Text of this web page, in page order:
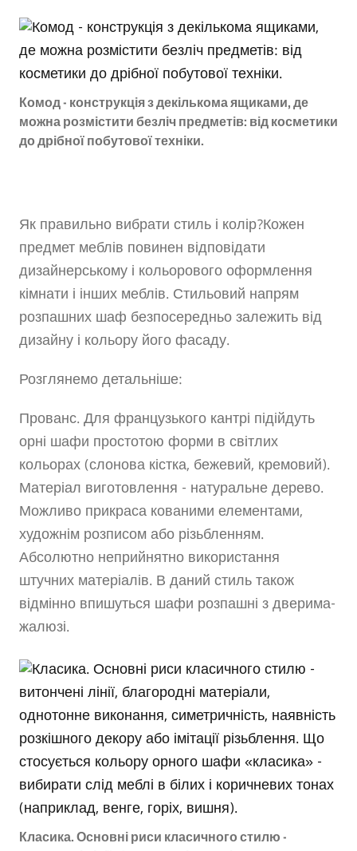
Комод - конструкція з декількома ящиками, де
можна розмістити безліч предметів: від косметики
до дрібної побутової техніки.
Як правильно вибрати стиль і колір?Кожен
предмет меблів повинен відповідати
дизайнерському і кольорового оформлення
кімнати і інших меблів. Стильовий напрям
розпашних шаф безпосередньо залежить від
дизайну і кольору його фасаду.
Розглянемо детальніше:
Прованс. Для французького кантрі підійдуть
орні шафи простотою форми в світлих
кольорах (слонова кістка, бежевий, кремовий).
Матеріал виготовлення - натуральне дерево.
Можливо прикраса кованими елементами,
художнім розписом або різьбленням.
Абсолютно неприйнятно використання
штучних матеріалів. В даний стиль також
відмінно впишуться шафи розпашні з дверима-
жалюзі.
Класика. Основні риси класичного стилю -